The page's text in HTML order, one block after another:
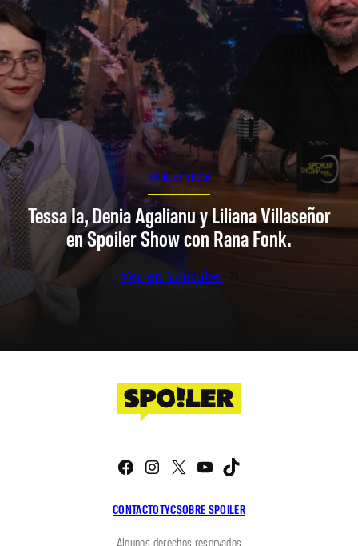
SPOILER SHOW
Tessa Ia, Denia Agalianu y Liliana Villaseñor
en Spoiler Show con Rana Fonk.
Ver en Youtube
CONTACTOTYCSOBRE SPOILER
Facebook
Instagram
X YouTube
Algunos derechos reservados